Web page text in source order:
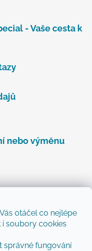
otáčel co nejlépe
soubory cookies
správné fungování
- Vaše cesta k
nebo výměnu
zasílat informace
shopu.
zasílat ty nejlepší